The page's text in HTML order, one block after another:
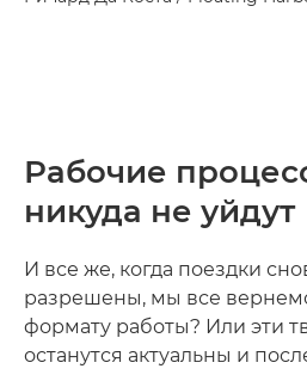
Рабочие
никуда не уйдут
И все же, когда поездки
разрешены, мы все
формату работы? Или эти
останутся актуальны и